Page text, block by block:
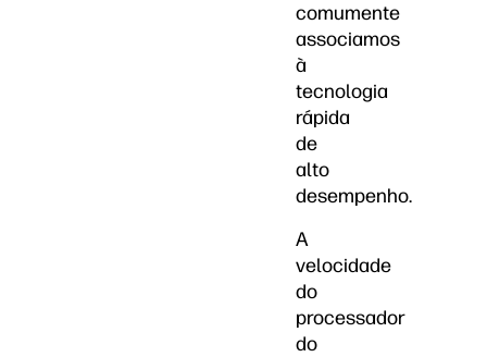
comumente
associamos
à
tecnologia
rápida
de
alto
desempenho.
A
velocidade
do
processador
do